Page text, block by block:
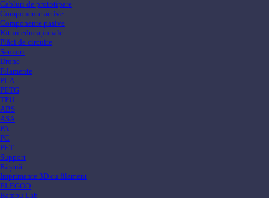
Cabluri de prototipare
Componente active
Componente pasive
Kituri educaționale
Plăci de circuite
Senzori
Drone
Filamente
PLA
PETG
TPU
ABS
ASA
PA
PC
PET
Support
Rășină
Imprimante 3D cu filament
ELEGOO
Bambu Lab